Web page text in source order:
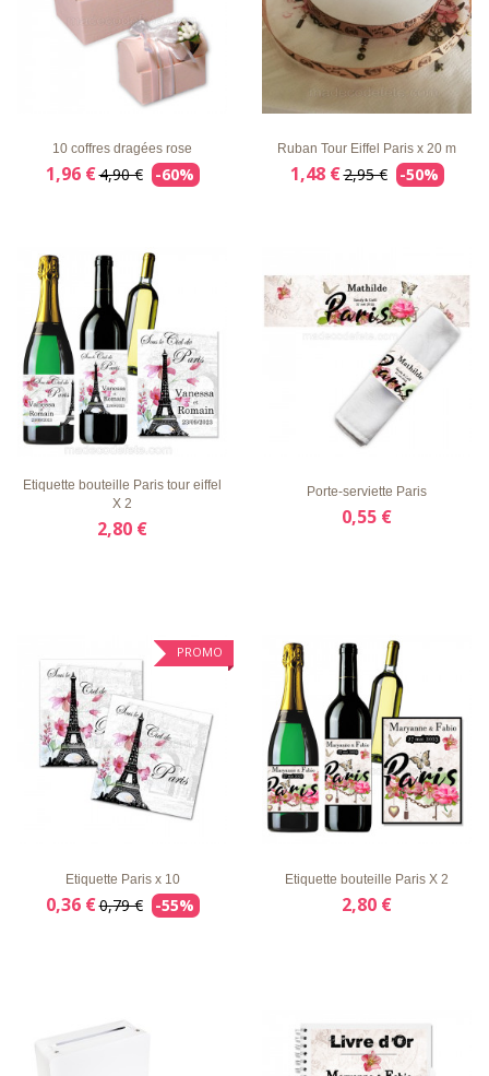
APERÇU
RAPIDE
DÉTAILS
10 coffres dragées rose
1,96 €4,90 € -60%
LISTE
D'ENVIE
APERÇU
Ruban Tour Eiffel Paris x 20 m
1,48 €2,95 € -50%
LISTE
D'ENVIE
APERÇU
RAPIDE
DÉTAILS
Etiquette bouteille Paris tour eiffel
X 2
2,80 €
APERÇU
RAPIDE
Porte-serviette Paris
0,55 €
PROMO
DÉTAILS
Etiquette Paris x 10
0,36 €0,79 € -55%
LISTE
D'ENVIE
APERÇU
RAPIDE
DÉTAILS
Etiquette bouteille Paris X 2
2,80 €